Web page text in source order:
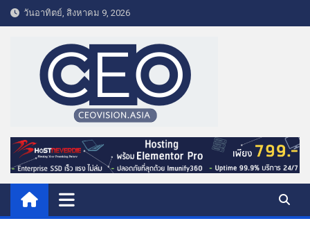
k
e
t
วันอาทิตย์, สิงหาคม 9, 2026
CEO VISION.ASIA
Business & Lifestyle